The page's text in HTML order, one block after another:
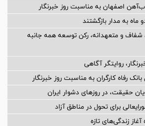
اصفهان به مناسبت روز خبرنگار
ماه به مدار بازگشتند
شفاف و متعهدانه، رکن توسعه همه جانبه
روایتگر آگاهی
رفاه کارگران به مناسبت روز خبرنگار
حقیقت، در روزهای دشوار ایران
آغاز زندگی‌های تازه